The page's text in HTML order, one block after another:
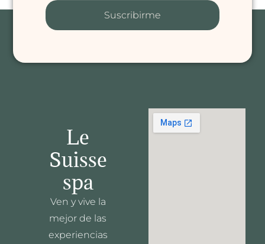
Suscribirme
Le
Suisse
spa
Ven y vive la
mejor de las
experiencias